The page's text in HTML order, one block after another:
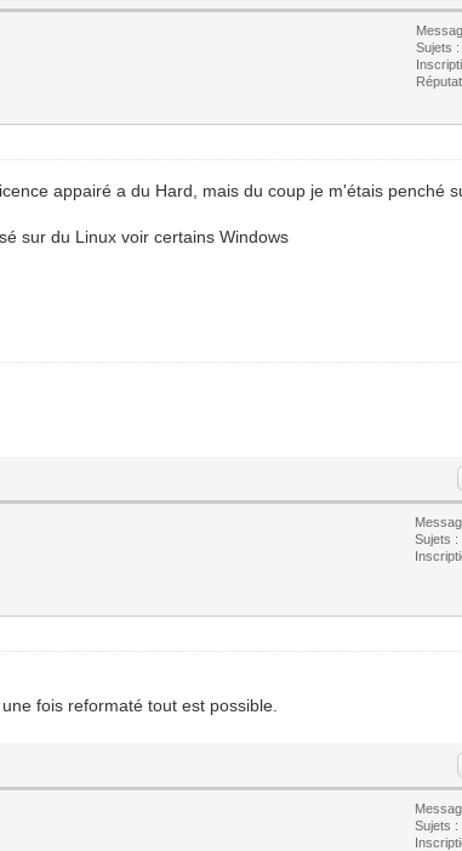
Sujets :
appairé a du Hard, mais du coup je m'étais penché
sur du Linux voir certains Windows
Sujets :
fois reformaté tout est possible.
Sujets :